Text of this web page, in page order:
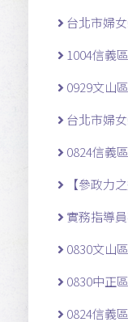
台北市婦
1004信義
0929文山
台北市婦
0824信義
【參政力
實務指導
0830文山
0830中正
0824信義